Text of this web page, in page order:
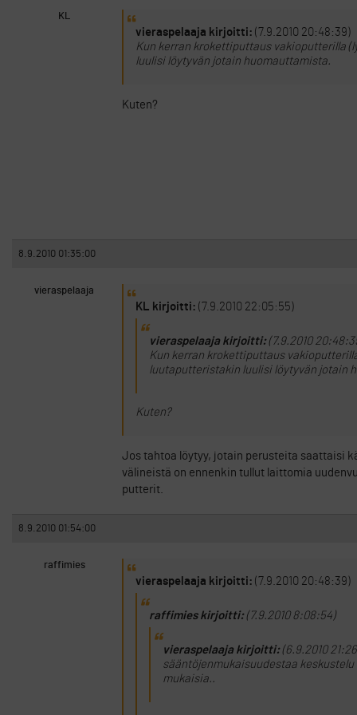
KL
vieraspelaaja kirjoitti: (7.9.2010 20:48:39)
Kun kerran krokettiputtaus vakioputterilla
luulisi löytyvän jotain huomauttamista.
Kuten?
8.9.2010 01:35:00
vieraspelaaja
KL kirjoitti: (7.9.2010 22:05:55)
vieraspelaaja kirjoitti:(7.9.2010
Kun kerran krokettiputtaus
luutaputteristakin luulisi löytyvän jotain
Kuten?
Jos tahtoa löytyy, jotain perusteita saattaisi
välineistä on ennenkin tullut laittomia
putterit.
8.9.2010 01:54:00
raffimies
vieraspelaaja kirjoitti: (7.9.2010 20:48:39)
raffimies kirjoitti:(7.9.2010 8:08:54)
vieraspelaaja kirjoitti:(6.9.2010
sääntöjenmukaisuudestaa
mukaisia..